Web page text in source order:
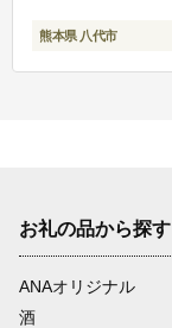
熊本県 八代市
お礼の品から探す
ANAオリジナル
酒